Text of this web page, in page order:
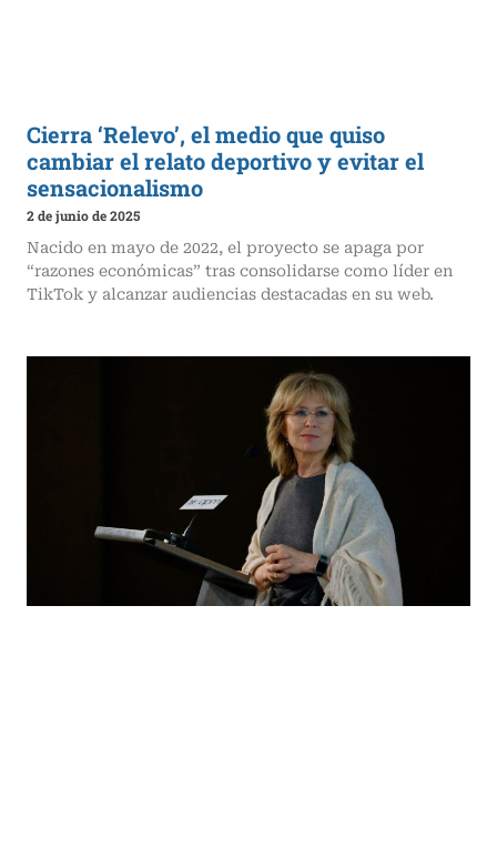
Cierra ‘Relevo’, el medio que quiso
cambiar el relato deportivo y evitar el
sensacionalismo
2 de junio de 2025
Nacido en mayo de 2022, el proyecto se apaga por
“razones económicas” tras consolidarse como líder en
TikTok y alcanzar audiencias destacadas en su web.